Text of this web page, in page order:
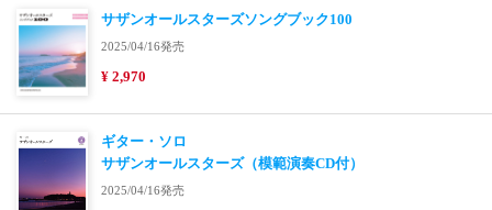
サザンオールスターズソングブック100
2025/04/16発売
¥ 2,970
ギター・ソロ
サザンオールスターズ（模範演奏CD付）
2025/04/16発売